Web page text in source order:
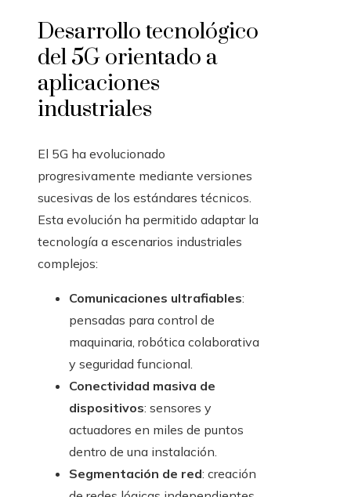
Desarrollo tecnológico
del 5G orientado a
aplicaciones
industriales
El 5G ha evolucionado
progresivamente mediante versiones
sucesivas de los estándares técnicos.
Esta evolución ha permitido adaptar la
tecnología a escenarios industriales
complejos:
Comunicaciones ultrafiables:
pensadas para control de
maquinaria, robótica colaborativa
y seguridad funcional.
Conectividad masiva de
dispositivos: sensores y
actuadores en miles de puntos
dentro de una instalación.
Segmentación de red: creación